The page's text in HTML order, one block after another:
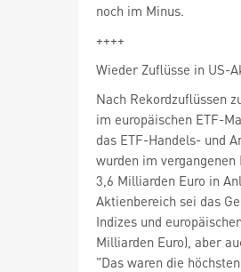
noch im Minus.
++++
Wieder Zuflüsse in US-
Nach Rekordzuflüssen
im europäischen ETF-
das ETF-Handels- und
wurden im
3,6 Milliarden Euro in
Aktienbereich sei das
Indizes und
Milliarden Euro), aber
"Das waren die